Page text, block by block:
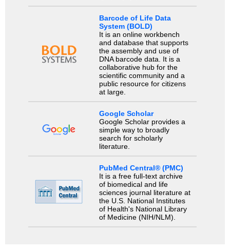
Barcode of Life Data
System (BOLD)
It is an online workbench
and database that supports
the assembly and use of
DNA barcode data. It is a
collaborative hub for the
scientific community and a
public resource for citizens
at large.
Google Scholar
Google Scholar provides a
simple way to broadly
search for scholarly
literature.
PubMed Central® (PMC)
It is a free full-text archive
of biomedical and life
sciences journal literature at
the U.S. National Institutes
of Health's National Library
of Medicine (NIH/NLM).